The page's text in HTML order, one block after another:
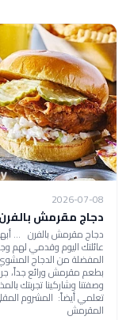
2026-07-08
دجاج مقرمش بالفرن
دجاج مقرمش بالفرن ...
عائلتك اليوم وقدمي لهم
المفضلة من الدجاج
بطعم مقرمش ورائع جداً،
وصفتنا وشاركينا تجربتك
تعلمي أيضاً: المشروم
المقرمش